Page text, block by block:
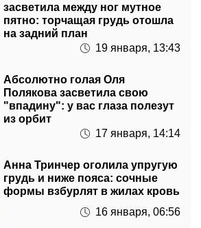
засветила между ног мутное
пятно: торчащая грудь отошла
на задний план
19 января, 13:43
Абсолютно голая Оля
Полякова засветила свою
"впадину": у вас глаза полезут
из орбит
17 января, 14:14
Анна Тринчер оголила упругую
грудь и ниже пояса: сочные
формы взбурлят в жилах кровь
16 января, 06:56